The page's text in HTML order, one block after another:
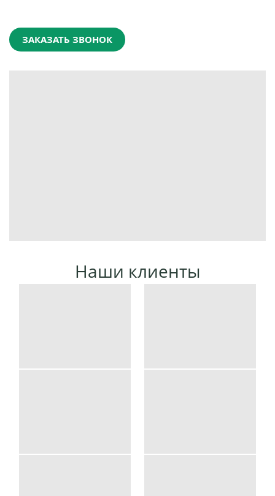
ЗАКАЗАТЬ ЗВОНОК
Наши клиенты